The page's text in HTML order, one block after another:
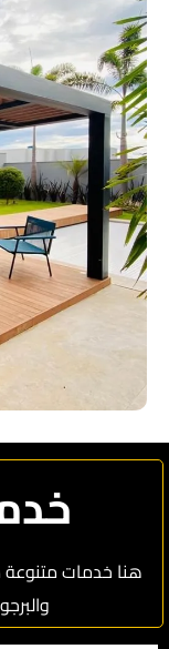
هنا خدمات متنوعة